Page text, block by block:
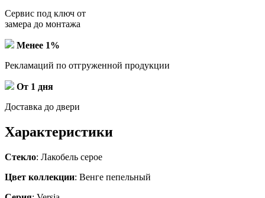
Сервис под ключ от
замера до монтажа
Менее 1%
Рекламаций по отгруженной продукции
От 1 дня
Доставка до двери
Характеристики
Стекло: Лакобель серое
Цвет коллекции: Венге пепельный